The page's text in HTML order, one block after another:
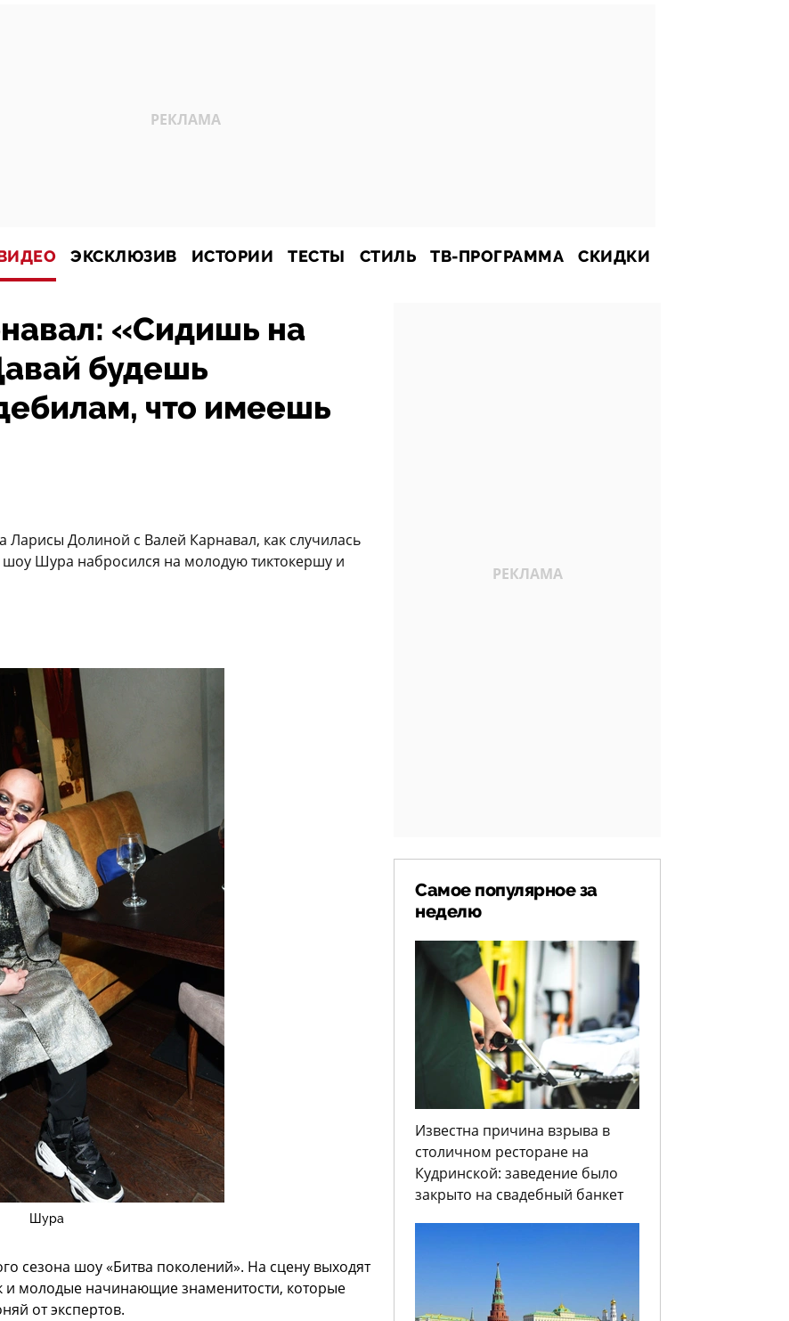
ЭКСКЛЮЗИВ ИСТОРИИ ТЕСТЫ СТИЛЬ ТВ-ПРОГРАММА СКИДКИ
«Сидишь на
будешь
что имеешь
Ларисы Долиной с Валей Карнавал, как случилась
Шура набросился на молодую тиктокершу и
Шура
сезона шоу «Битва поколений». На сцену выходят
и молодые начинающие знаменитости, которые
от экспертов.
Самое популярное за
неделю
Известна причина взрыва в
столичном ресторане на
Кудринской: заведение было
закрыто на свадебный банкет